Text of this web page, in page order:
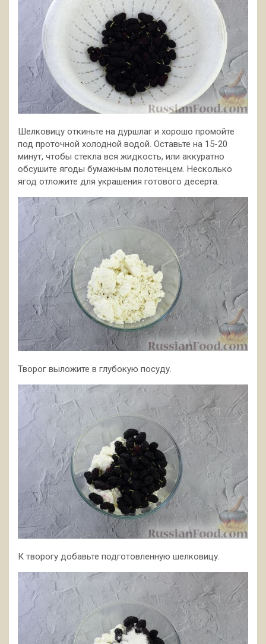
Шелковицу откиньте на дуршлаг и хорошо промойте
под проточной холодной водой. Оставьте на 15-20
минут, чтобы стекла вся жидкость, или аккуратно
обсушите ягоды бумажным полотенцем. Несколько
ягод отложите для украшения готового десерта.
Творог выложите в глубокую посуду.
К творогу добавьте подготовленную шелковицу.